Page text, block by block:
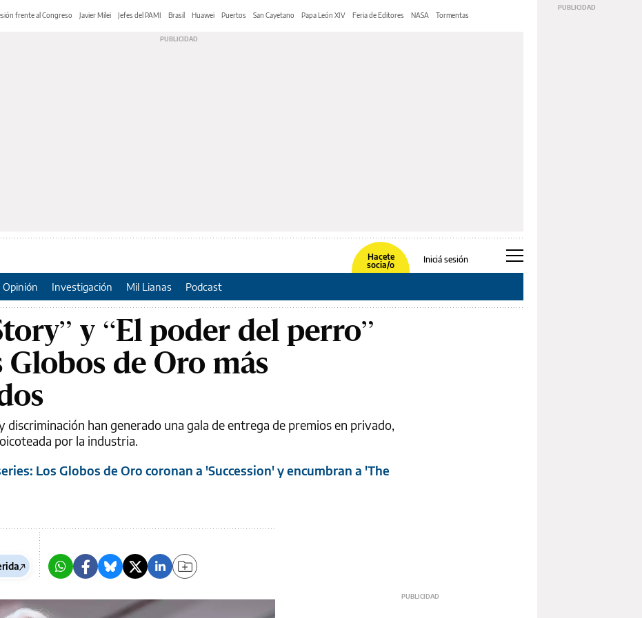
frente al Congreso Javier Milei Jefes del PAMI Brasil Huawei Puertos San Cayetano Papa León XIV Feria de Editores NASA Tormentas
Hacete
socia/o
Iniciá sesión
Opinión Investigación Mil Lianas Podcast
y “El poder del perro”
Globos de Oro más
discriminación han generado una gala de entrega de premios en privado,
por la industria.
Los Globos de Oro coronan a 'Succession' y encumbran a 'The